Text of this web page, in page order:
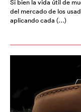
Si bien la vida útil de
del mercado de los
aplicando cada (…)